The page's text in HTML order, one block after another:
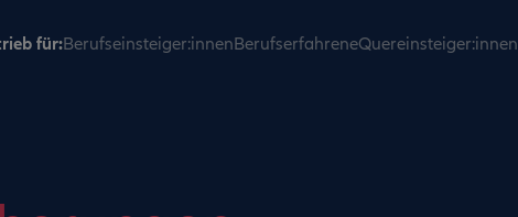
für:Berufseinsteiger:innenBerufserfahreneQuereinsteiger:innen